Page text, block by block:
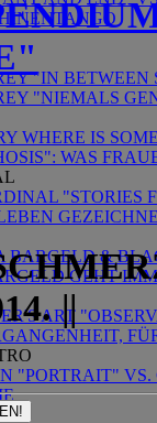
"IN BETWEEN
"NIEMALS
WHERE IS
WAS
"STORIES
&
GEHT
ART
"PORTRAIT"
||